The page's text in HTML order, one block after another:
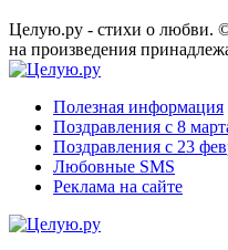
Целую.ру - стихи о любви. ©
на произведения
Полезная информация
Поздравления с 8
Поздравления с 23
Любовные SMS
Реклама на сайте